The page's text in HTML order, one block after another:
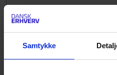
Samtykke
styrker virksomheden.
omkring mig.
Det bedste